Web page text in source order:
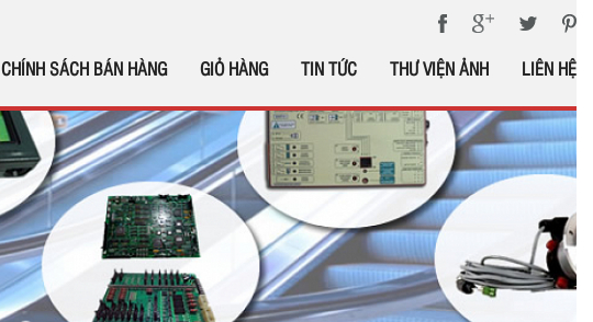
CHÍNH SÁCH BÁN HÀNG GIỎ HÀNG TIN TỨC THƯ VIỆN ẢNH LIÊN HỆ